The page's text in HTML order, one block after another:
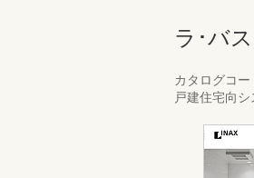
ラ･バ
カタログコ
戸建住宅向